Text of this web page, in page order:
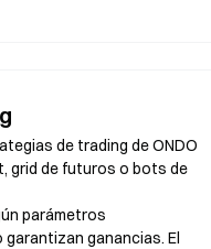
de trading de ONDO
grid de futuros o bots de
parámetros
ganancias. El